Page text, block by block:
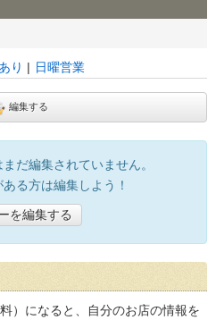
り 日曜営業
編集する
だ編集されていません。
る方は編集しよう！
を編集する
）になると、自分のお店の情報を